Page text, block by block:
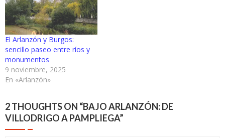
El Arlanzón y Burgos:
sencillo paseo entre ríos y
monumentos
9 noviembre, 2025
En «Arlanzón»
2 THOUGHTS ON “BAJO ARLANZÓN: DE
VILLODRIGO A PAMPLIEGA”